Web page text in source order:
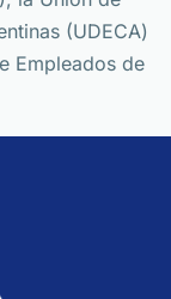
(UDECA)
Empleados de